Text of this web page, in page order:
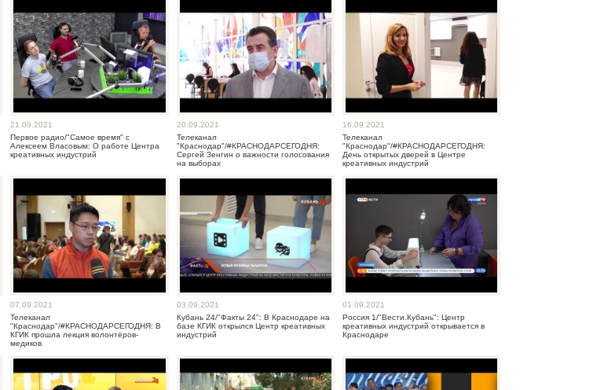
21.09.2021
Первое радио/"Самое время" с
Алексеем Власовым: О работе Центра
креативных индустрий
20.09.2021
Телеканал
"Краснодар"/#КРАСНОДАРСЕГОДНЯ:
Сергей Зенгин о важности голосования
на выборах
16.09.2021
Телеканал
"Краснодар"/#КРАСНОДАРСЕГОДНЯ:
День открытых дверей в Центре
креативных индустрий
07.09.2021
Телеканал
"Краснодар"/#КРАСНОДАРСЕГОДНЯ: В
КГИК прошла лекция волонтёров-
медиков
03.09.2021
Кубань 24/"Факты 24": В Краснодаре на
базе КГИК открылся Центр креативных
индустрий
01.09.2021
Россия 1/"Вести.Кубань": Центр
креативных индустрий открывается в
Краснодаре